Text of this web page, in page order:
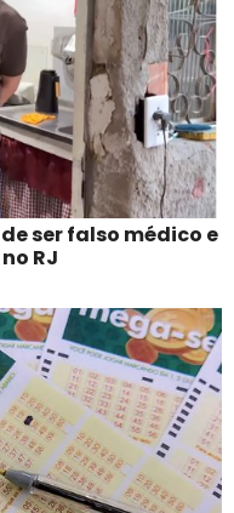
ser falso médico e
RJ